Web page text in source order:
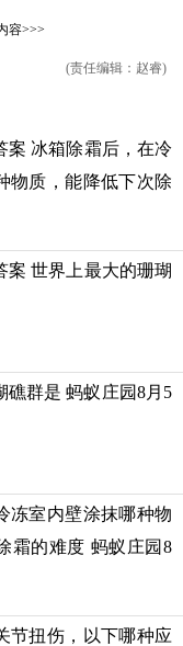
容>>>
(责任编辑：赵睿)
案 冰箱除霜后，在冷
物质，能降低下次除
案 世界上最大的珊瑚
礁群是 蚂蚁庄园8月5
冻室内壁涂抹哪种物
霜的难度 蚂蚁庄园8
节扭伤，以下哪种应